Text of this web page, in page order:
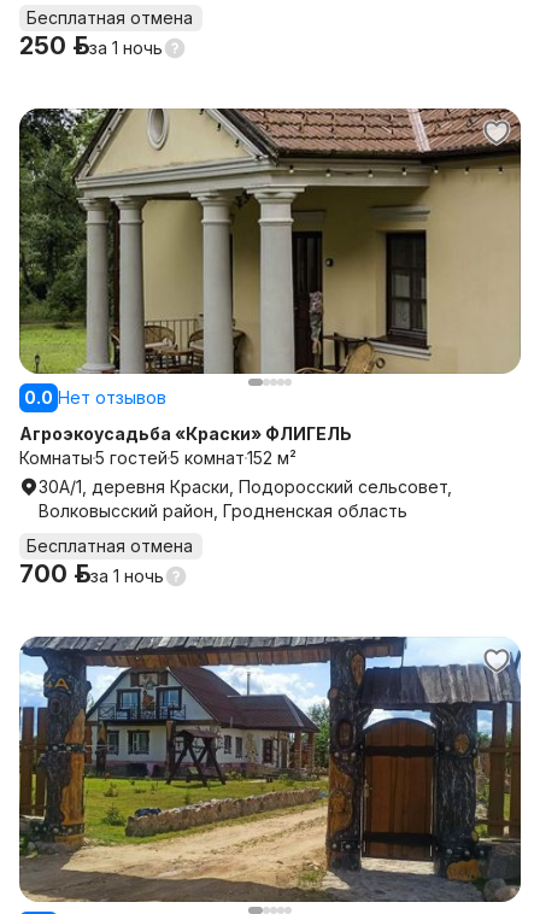
Бесплатная отмена
250 р.за 1 ночь
0.0 Нет отзывов
Агроэкоусадьба «Краски» ФЛИГЕЛЬ
Комнаты5 гостей5 комнат152 м²
30А/1, деревня Краски, Подоросский сельсовет,
Волковысский район, Гродненская область
Бесплатная отмена
700 р.за 1 ночь